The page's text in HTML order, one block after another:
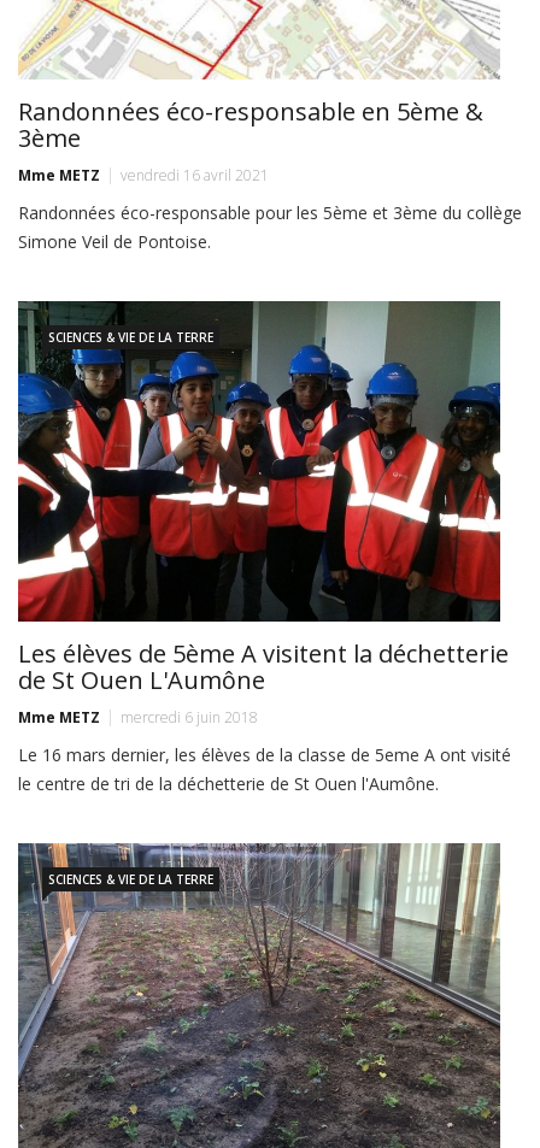
Randonnées éco-responsable en 5ème &
3ème
Mme METZ vendredi 16 avril 2021
Randonnées éco-responsable pour les 5ème et 3ème du collège
Simone Veil de Pontoise.
SCIENCES & VIE DE LA TERRE
Les élèves de 5ème A visitent la déchetterie
de St Ouen L'Aumône
Mme METZ mercredi 6 juin 2018
Le 16 mars dernier, les élèves de la classe de 5eme A ont visité
le centre de tri de la déchetterie de St Ouen l'Aumône.
SCIENCES & VIE DE LA TERRE